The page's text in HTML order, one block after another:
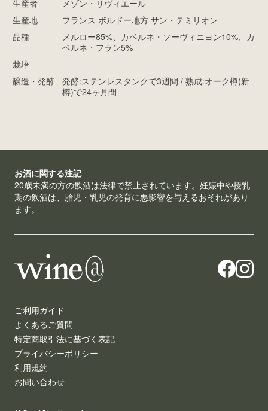
生産者
メゾン・リヴィエール
生産地
フランス ボルドー地方 サン・テミリオン
品種
メルロー85%、カベルネ・ソーヴィニヨン10%、カ
ベルネ・フラン5%
栽培
醸造・発酵
発酵:ステンレスタンクで3週間 / 熟成:オーク樽(新
樽)で24ヶ月間
お酒に関する注記
20歳未満の方の飲酒は法律で禁止されています。妊娠中や授乳
期の飲酒は、胎児・乳児の発育に悪影響を与えるおそれがあり
ます。
ご利用ガイド
よくあるご質問
特定商取引法に基づく表記
プライバシーポリシー
利用規約
お問い合わせ